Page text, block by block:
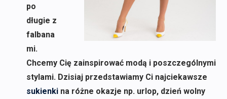
po
długie z
falbana
mi.
Chcemy Cię zainspirować modą i poszczególnymi
stylami. Dzisiaj przedstawiamy Ci najciekawsze
sukienkina różne okazje np. urlop, dzień wolny